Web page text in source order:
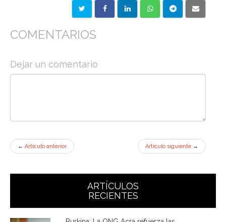
COMENTARIOS
Dejar un comentario
← Artículo anterior Artículo siguiente →
ARTÍCULOS
RECIENTES